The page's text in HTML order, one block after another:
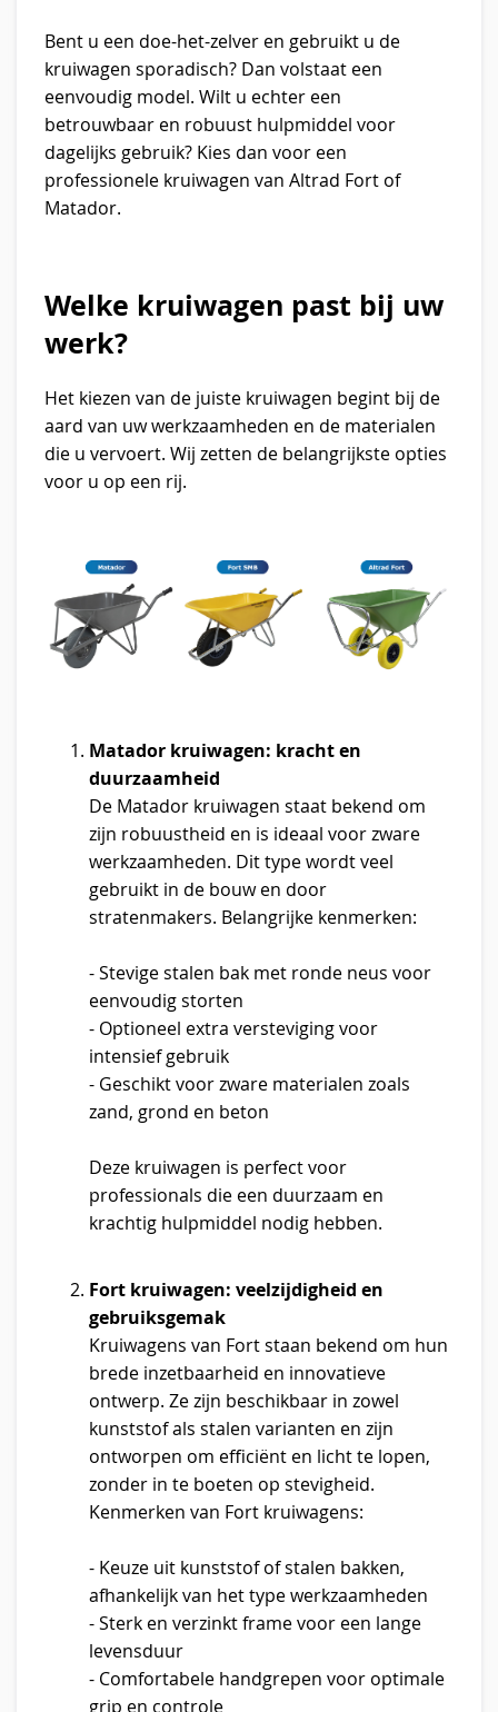
Bent u een doe-het-zelver en gebruikt u de
kruiwagen sporadisch? Dan volstaat een
eenvoudig model. Wilt u echter een
betrouwbaar en robuust hulpmiddel voor
dagelijks gebruik? Kies dan voor een
professionele kruiwagen van Altrad Fort of
Matador.
Welke kruiwagen past bij uw
werk?
Het kiezen van de juiste kruiwagen begint bij de
aard van uw werkzaamheden en de materialen
die u vervoert. Wij zetten de belangrijkste opties
voor u op een rij.
Matador kruiwagen: kracht en
duurzaamheid
De Matador kruiwagen staat bekend om
zijn robuustheid en is ideaal voor zware
werkzaamheden. Dit type wordt veel
gebruikt in de bouw en door
stratenmakers. Belangrijke kenmerken:
- Stevige stalen bak met ronde neus voor
eenvoudig storten
- Optioneel extra versteviging voor
intensief gebruik
- Geschikt voor zware materialen zoals
zand, grond en beton
Deze kruiwagen is perfect voor
professionals die een duurzaam en
krachtig hulpmiddel nodig hebben.
Fort kruiwagen: veelzijdigheid en
gebruiksgemak
Kruiwagens van Fort staan bekend om hun
brede inzetbaarheid en innovatieve
ontwerp. Ze zijn beschikbaar in zowel
kunststof als stalen varianten en zijn
ontworpen om efficiënt en licht te lopen,
zonder in te boeten op stevigheid.
Kenmerken van Fort kruiwagens:
- Keuze uit kunststof of stalen bakken,
afhankelijk van het type werkzaamheden
- Sterk en verzinkt frame voor een lange
levensduur
- Comfortabele handgrepen voor optimale
grip en controle